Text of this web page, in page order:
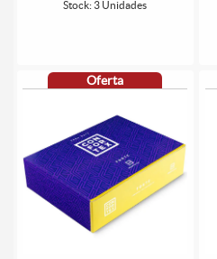
Stock: 3 Unidades
Oferta